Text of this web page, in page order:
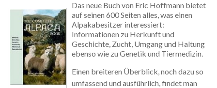
Das neue Buch von Eric Hoffmann bietet
auf seinen 600 Seiten alles, was einen
Alpakabesitzer interessiert:
Informationen zu Herkunft und
Geschichte, Zucht, Umgang und Haltung
ebenso wie zu Genetik und Tiermedizin.
Einen breiteren Überblick, noch dazu so
umfassend und ausführlich, findet man